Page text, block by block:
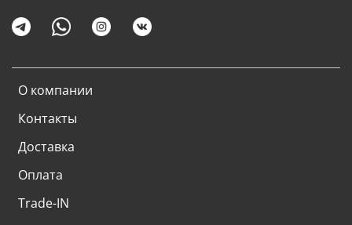
О компании
Контакты
Доставка
Оплата
Trade-IN